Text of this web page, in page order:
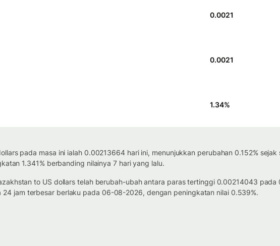
0.0021
0.0021
1.34%
pada masa ini ialah 0.00213664 hari ini, menunjukkan perubahan 0.152% sejak
1.341% berbanding nilainya 7 hari yang lalu.
to US dollars telah berubah-ubah antara paras tertinggi 0.00214043
jam terbesar berlaku pada 06-08-2026, dengan peningkatan nilai 0.539%.